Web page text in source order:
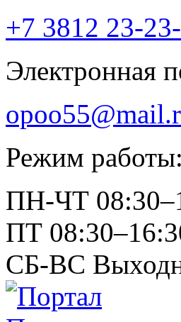
+7 3812 23-
Электронная
Режим работы:
ПН-ЧТ
ПТ
СБ-ВС